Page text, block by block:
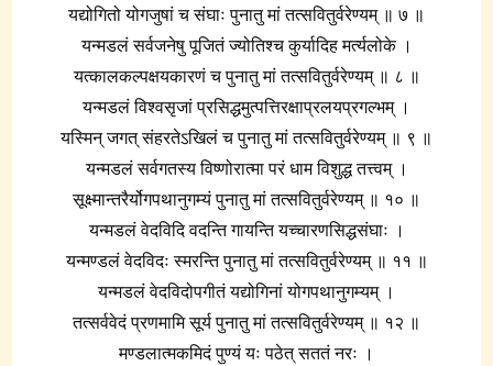
यद्योगितो योगजुषां च संघाः पुनातु मां तत्सवितुर्वरेण्यम् ॥ ७ ॥
यन्मडलं सर्वजनेषु पूजितं ज्योतिश्च कुर्यादिह मर्त्यलोके ।
यत्कालकल्पक्षयकारणं च पुनातु मां तत्सवितुर्वरेण्यम् ॥ ८ ॥
यन्मडलं विश्वसृजां प्रसिद्धमुत्पत्तिरक्षाप्रलयप्रगल्भम् ।
यस्मिन् जगत् संहरतेऽखिलं च पुनातु मां तत्सवितुर्वरेण्यम् ॥ ९ ॥
यन्मडलं सर्वगतस्य विष्णोरात्मा परं धाम विशुद्ध तत्त्वम् ।
सूक्ष्मान्तरैर्योगपथानुगम्यं पुनातु मां तत्सवितुर्वरेण्यम् ॥ १० ॥
यन्मडलं वेदविदि वदन्ति गायन्ति यच्चारणसिद्धसंघाः ।
यन्मण्डलं वेदविदः स्मरन्ति पुनातु मां तत्सवितुर्वरेण्यम् ॥ ११ ॥
यन्मडलं वेदविदोपगीतं यद्योगिनां योगपथानुगम्यम् ।
तत्सर्ववेदं प्रणमामि सूर्य पुनातु मां तत्सवितुर्वरेण्यम् ॥ १२ ॥
मण्डलात्मकमिदं पुण्यं यः पठेत् सततं नरः ।